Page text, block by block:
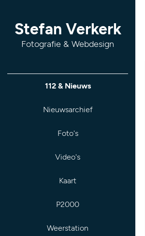
Stefan Verkerk
Fotografie & Webdesign
112 & Nieuws
Nieuwsarchief
Foto's
Video's
Kaart
P2000
Weerstation